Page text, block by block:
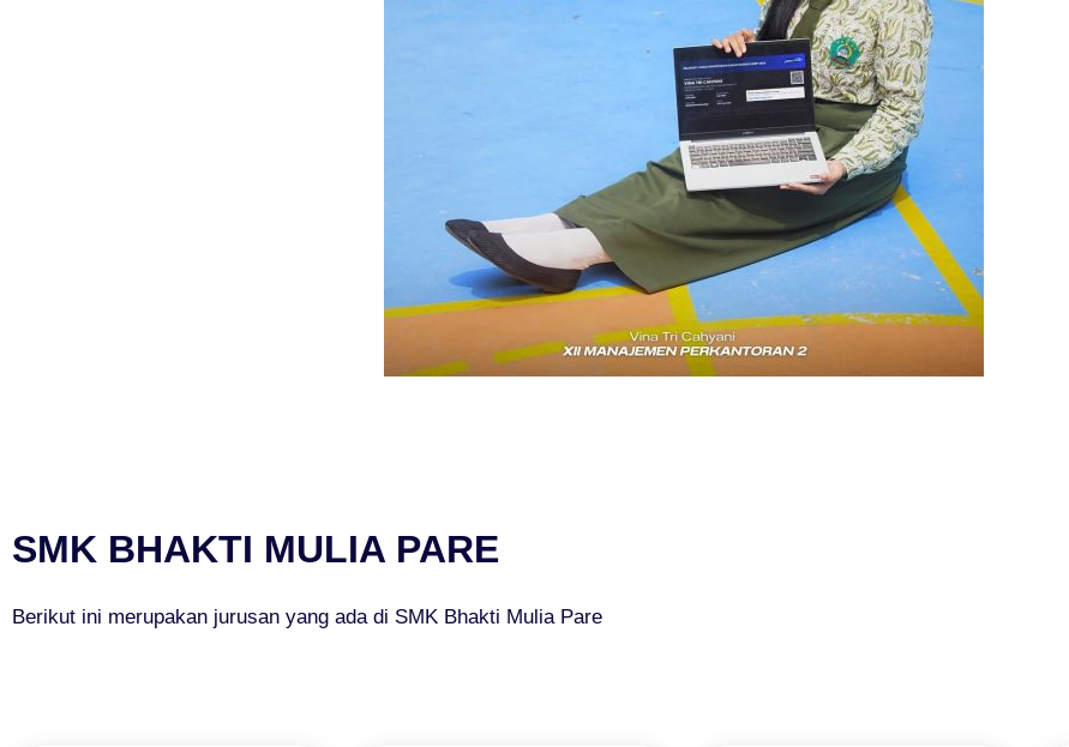
SMK BHAKTI MULIA PARE
Berikut ini merupakan jurusan yang ada di SMK Bhakti Mulia Pare